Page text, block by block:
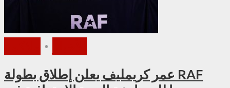
•
عمر كريمليف يعلن إطلاق بطولة RAF